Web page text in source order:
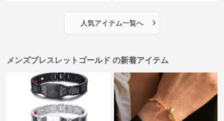
人気アイテム一覧へ ›
メンズブレスレットゴールド の新着アイテム